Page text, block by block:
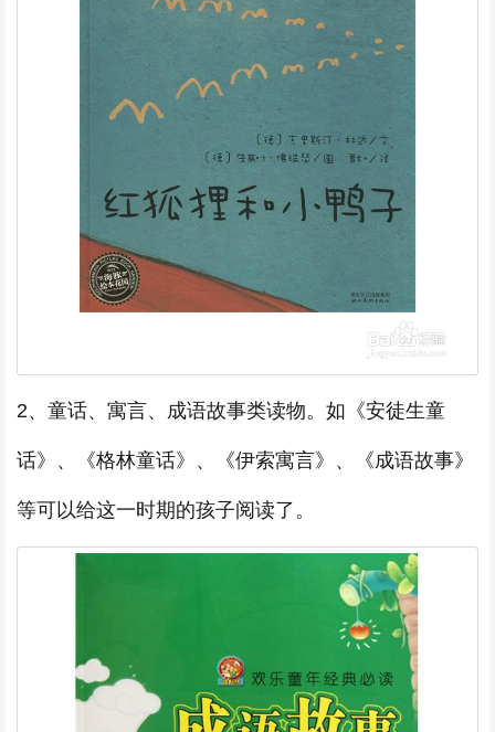
2、童话、寓言、成语故事类读物。如《安徒生童
话》、《格林童话》、《伊索寓言》、《成语故事》
等可以给这一时期的孩子阅读了。